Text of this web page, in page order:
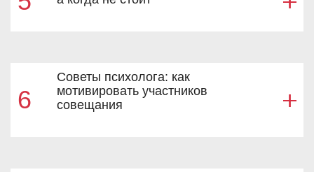
6
Советы психолога: как
мотивировать участников
совещания